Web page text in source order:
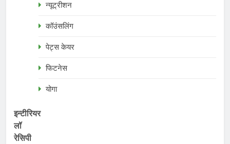
न्यूट्रीशन
कॉउंसलिंग
पेट्स केयर
फिटनेस
योगा
इन्टीरियर
लॉ
रेसिपी